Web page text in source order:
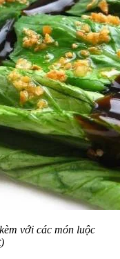
với các món luộc